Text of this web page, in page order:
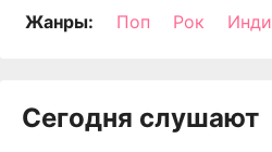
Жанры: Поп Рок Инди
Сегодня слушают